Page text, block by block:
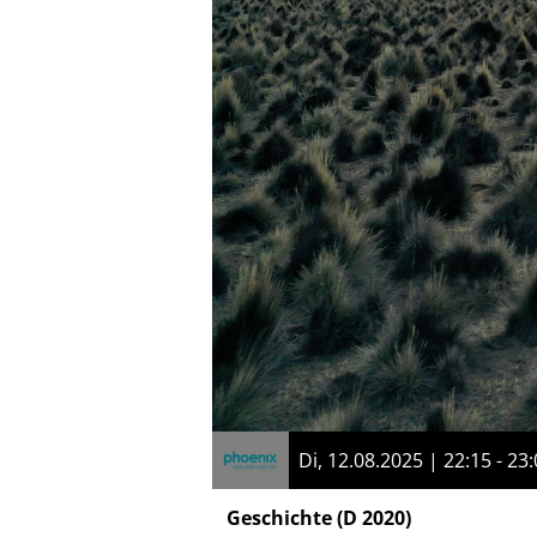
Di, 12.08.2025 | 22:15 -
Geschichte(D 2020)